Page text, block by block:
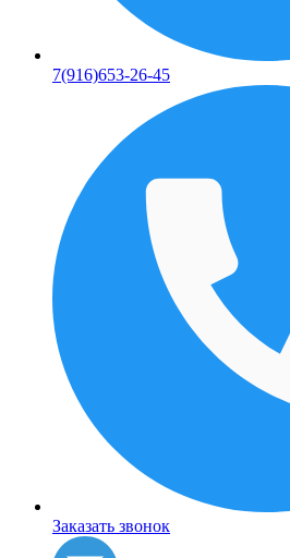
7(916)653-26-45
Заказать звонок